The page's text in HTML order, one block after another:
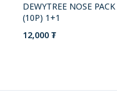
DEWYTREE NOSE PACK
(10P) 1+1
12,000 ₮